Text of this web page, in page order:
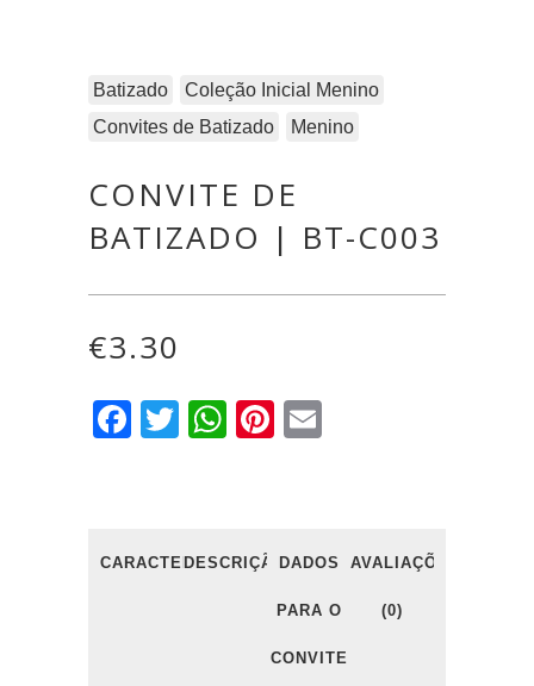
Batizado
Coleção Inicial Menino
Convites de Batizado
Menino
CONVITE DE
BATIZADO | BT-C003
€3.30
Facebook
TwitterWhatsApp
Pinterest
CARACTERÍSTICAS
DESCRIÇÃODADOS
PARA O
CONVITE
AVALIAÇÕES
(0)